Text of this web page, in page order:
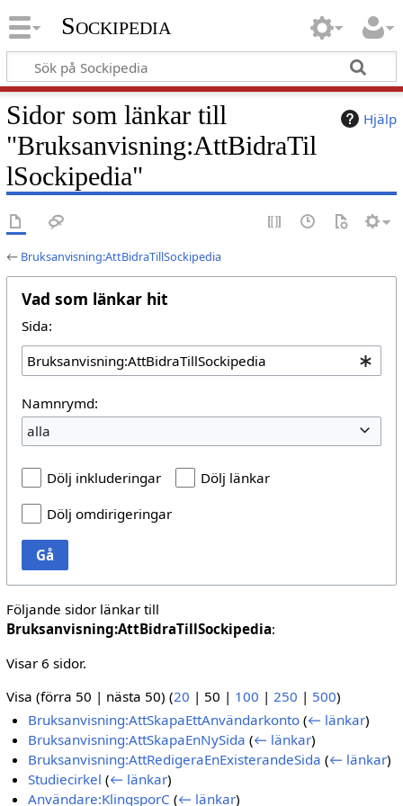
Sockipedia
Hjälp
Sidor som länkar till
"Bruksanvisning:AttBidraTil
lSockipedia"
← Bruksanvisning:AttBidraTillSockipedia
Vad som länkar hit
Sida:
Namnrymd:
alla
Dölj inkluderingar
Dölj länkar
Dölj omdirigeringar
Gå
Följande sidor länkar till
Bruksanvisning:AttBidraTillSockipedia:
Visar 6 sidor.
Visa (förra 50 | nästa 50) (20 | 50 | 100 | 250 | 500)
Bruksanvisning:AttSkapaEttAnvändarkonto (← länkar)
Bruksanvisning:AttSkapaEnNySida (← länkar)
Bruksanvisning:AttRedigeraEnExisterandeSida (← länkar)
Studiecirkel (← länkar)
Användare:KlingsporC (← länkar)